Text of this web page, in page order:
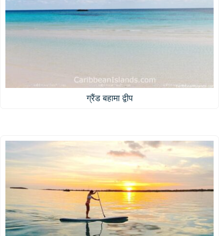
ग्रैंड बहामा द्वीप